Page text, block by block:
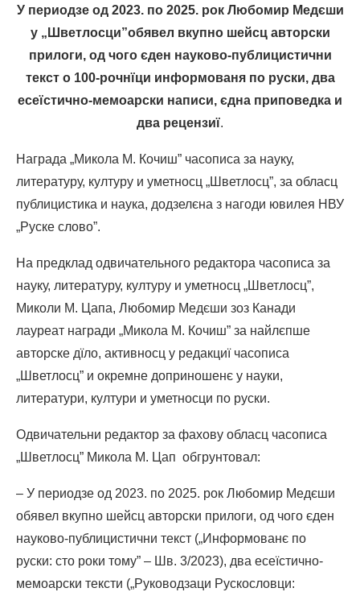
У периодзе од 2023. по 2025. рок Любомир Медєши
у „Шветлосци”обявел вкупно шейсц авторски
прилоги, од чого єден науково-публицистични
текст о 100-рочнїци информованя по руски, два
есеїстично-мемоарски написи, єднa приповедкa и
два рецензиї.
Награда „Микола М. Кочиш” часописа за науку,
литературу, културу и уметносц „Шветлосц”, за обласц
публицистика и наука, додзелєна з нагоди ювилея НВУ
„Руске слово”.
На предклад одвичательного редактора часописа за
науку, литературу, културу и уметносц „Шветлосц”,
Миколи М. Цапа, Любомир Медєши зоз Канади
лауреат награди „Микола М. Кочиш” за найлєпше
авторске дїло, активносц у редакциї часописа
„Шветлосц” и окремне доприношенє у науки,
литератури, култури и уметносци по руски.
Одвичательни редактор за фахову обласц часописа
„Шветлосц” Микола М. Цап обгрунтовал:
– У периодзе од 2023. по 2025. рок Любомир Медєши
обявел вкупно шейсц авторски прилоги, од чого єден
науково-публицистични текст („Информованє по
руски: сто роки тому” – Шв. 3/2023), два есеїстично-
мемоарски тексти („Руководзаци Рускословци: